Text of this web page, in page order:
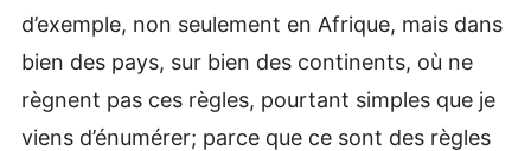
d’exemple, non seulement en Afrique, mais dans
bien des pays, sur bien des continents, où ne
règnent pas ces règles, pourtant simples que je
viens d’énumérer; parce que ce sont des règles